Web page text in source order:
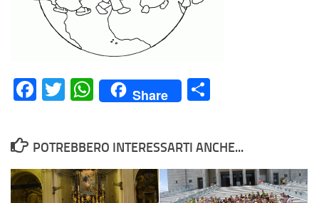
Facebook
Twitter
WhatsApp
Share
POTREBBERO INTERESSARTI ANCHE...